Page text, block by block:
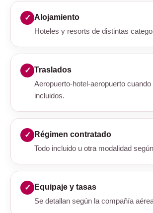
Alojamiento
Hoteles y resorts de distintas
Traslados
Aeropuerto-hotel-aeropuerto cuando
incluidos.
Régimen contratado
Todo incluido u otra modalidad
Equipaje y tasas
Se detallan según la compañía